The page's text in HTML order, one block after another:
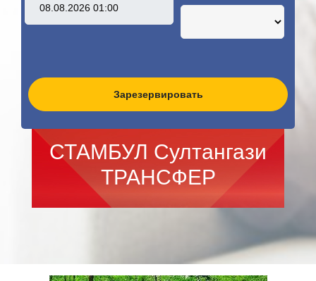
Зарезервировать
СТАМБУЛ Султангази
ТРАНСФЕР